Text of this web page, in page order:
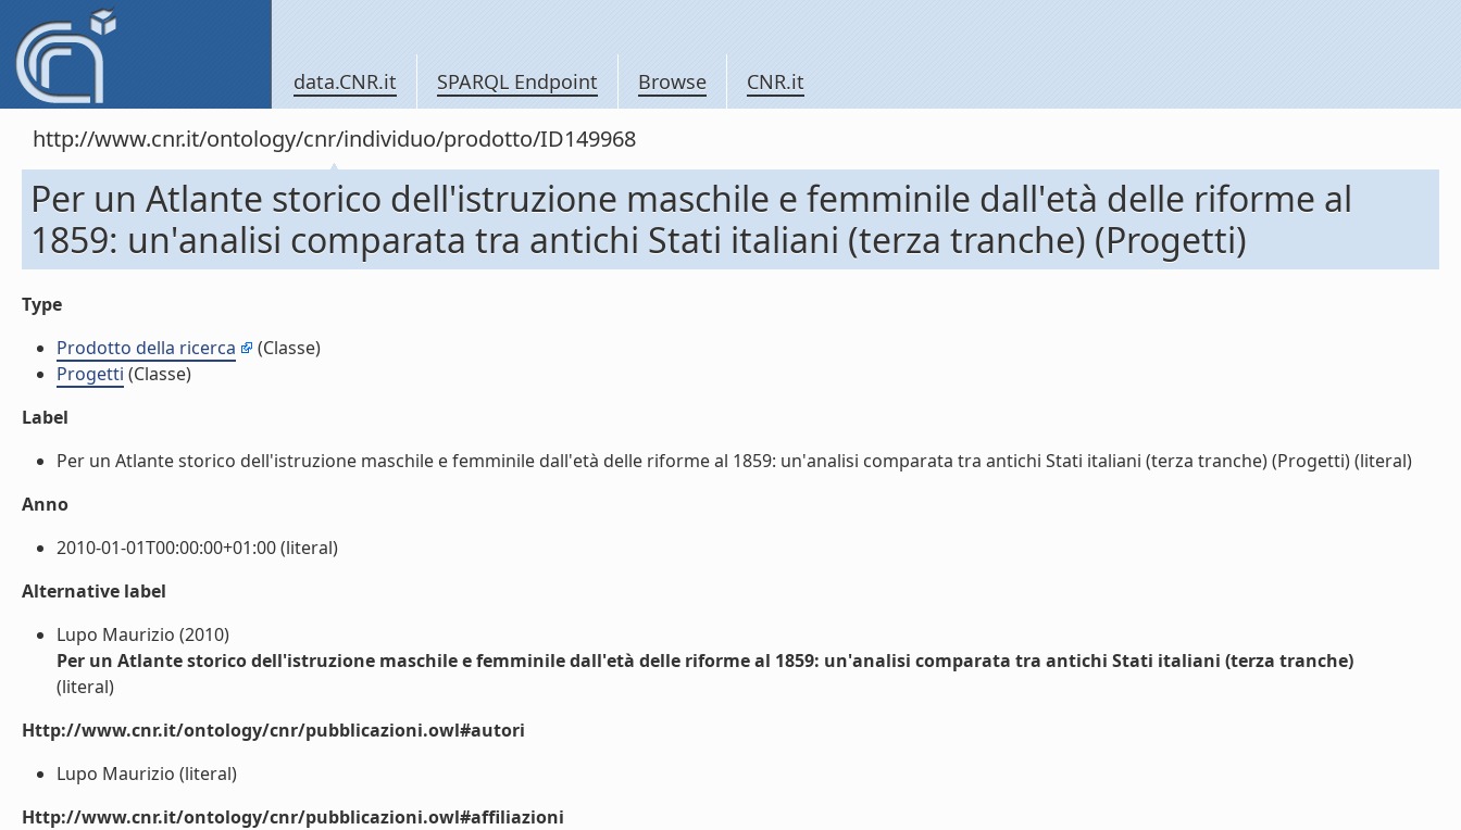
data.CNR.it SPARQL Endpoint Browse CNR.it
http://www.cnr.it/ontology/cnr/individuo/prodotto/ID149968
Per un Atlante storico dell'istruzione maschile e femminile dall'età delle riforme al
1859: un'analisi comparata tra antichi Stati italiani (terza tranche) (Progetti)
Type
Prodotto della ricerca
(Classe)
Progetti (Classe)
Label
Per un Atlante storico dell'istruzione maschile e femminile dall'età delle riforme al 1859: un'analisi comparata tra antichi Stati italiani (terza tranche) (Progetti) (literal)
Anno
2010-01-01T00:00:00+01:00 (literal)
Alternative label
Lupo Maurizio (2010)
Per un Atlante storico dell'istruzione maschile e femminile dall'età delle riforme al 1859: un'analisi comparata tra antichi Stati italiani (terza tranche)
(literal)
Http://www.cnr.it/ontology/cnr/pubblicazioni.owl#autori
Lupo Maurizio (literal)
Http://www.cnr.it/ontology/cnr/pubblicazioni.owl#affiliazioni